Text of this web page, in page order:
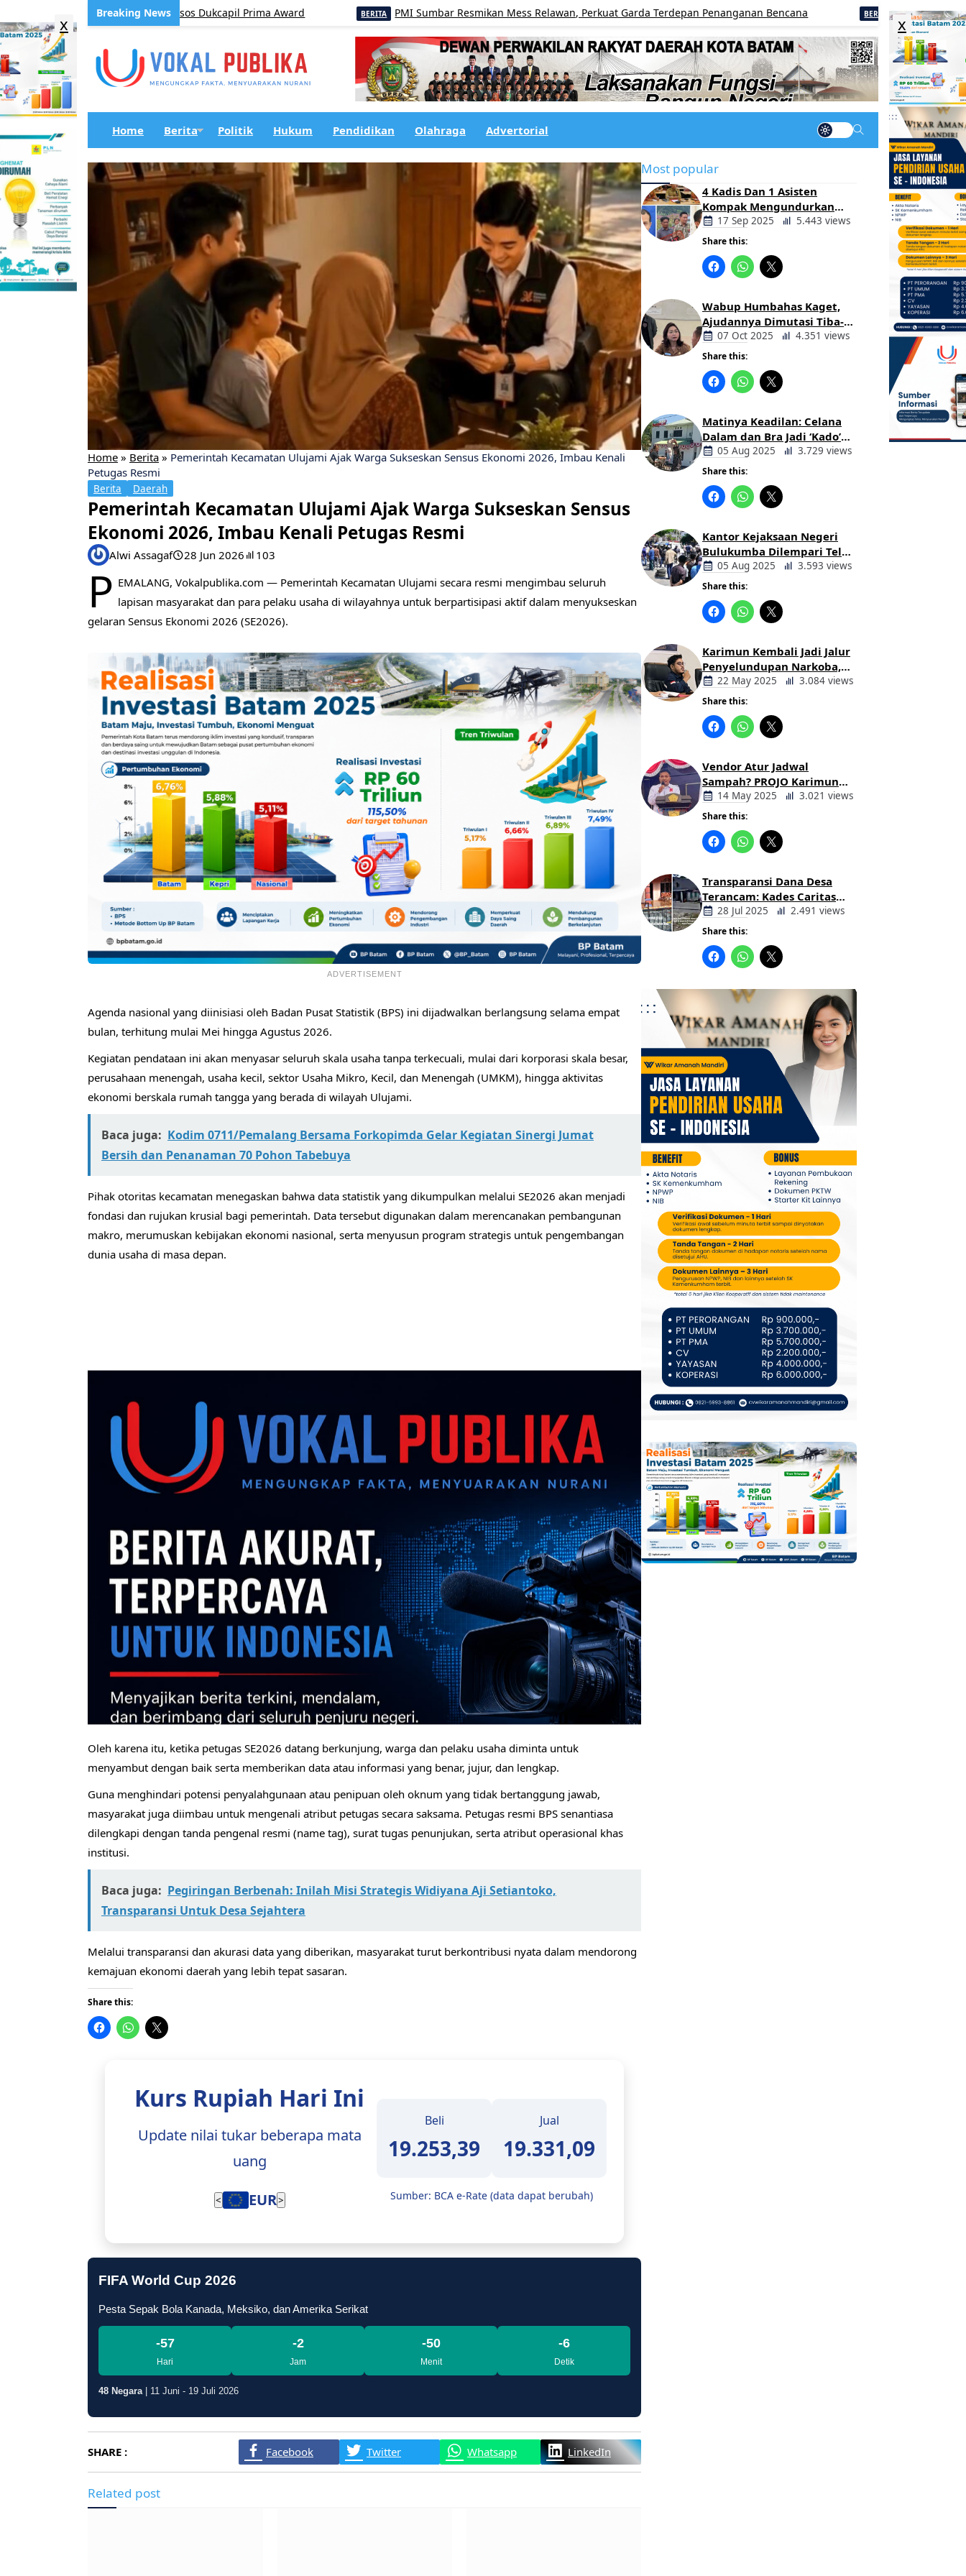
Nasional Perlinsos Dukcapil Prima Award PMI Sumbar Resmikan Mess Relawan, Perkuat Garda Terdepan Penanganan Bencana Tanamkan Budaya
Home Berita Politik Hukum Pendidikan Olahraga Advertorial
Home » Berita » ​Pemerintah Kecamatan Ulujami Ajak Warga Sukseskan Sensus Ekonomi 2026, Imbau Kenali
Petugas Resmi
Berita Daerah
​Pemerintah Kecamatan Ulujami Ajak Warga Sukseskan Sensus
Ekonomi 2026, Imbau Kenali Petugas Resmi
Alwi Assagaf 28 Jun 2026 103
P EMALANG, Vokalpublika.com — Pemerintah Kecamatan Ulujami secara resmi mengimbau seluruh
lapisan masyarakat dan para pelaku usaha di wilayahnya untuk berpartisipasi aktif dalam menyukseskan
gelaran Sensus Ekonomi 2026 (SE2026).
ADVERTISEMENT
Agenda nasional yang diinisiasi oleh Badan Pusat Statistik (BPS) ini dijadwalkan berlangsung selama empat
bulan, terhitung mulai Mei hingga Agustus 2026.
​Kegiatan pendataan ini akan menyasar seluruh skala usaha tanpa terkecuali, mulai dari korporasi skala besar,
perusahaan menengah, usaha kecil, sektor Usaha Mikro, Kecil, dan Menengah (UMKM), hingga aktivitas
ekonomi berskala rumah tangga yang berada di wilayah Ulujami.
Baca juga: Kodim 0711/Pemalang Bersama Forkopimda Gelar Kegiatan Sinergi Jumat
Bersih dan Penanaman 70 Pohon Tabebuya
​Pihak otoritas kecamatan menegaskan bahwa data statistik yang dikumpulkan melalui SE2026 akan menjadi
fondasi dan rujukan krusial bagi pemerintah. Data tersebut digunakan dalam merencanakan pembangunan
makro, merumuskan kebijakan ekonomi nasional, serta menyusun program strategis untuk pengembangan
dunia usaha di masa depan.
​Oleh karena itu, ketika petugas SE2026 datang berkunjung, warga dan pelaku usaha diminta untuk
menyambut dengan baik serta memberikan data atau informasi yang benar, jujur, dan lengkap.
​Guna menghindari potensi penyalahgunaan atau penipuan oleh oknum yang tidak bertanggung jawab,
masyarakat juga diimbau untuk mengenali atribut petugas secara saksama. Petugas resmi BPS senantiasa
dilengkapi dengan tanda pengenal resmi (name tag), surat tugas penunjukan, serta atribut operasional khas
institusi.
Baca juga: ​Pegiringan Berbenah: Inilah Misi Strategis Widiyana Aji Setiantoko,
Transparansi Untuk Desa Sejahtera
Melalui transparansi dan akurasi data yang diberikan, masyarakat turut berkontribusi nyata dalam mendorong
kemajuan ekonomi daerah yang lebih tepat sasaran.
Share this:
Kurs Rupiah Hari Ini
Update nilai tukar beberapa mata
uang
< EUR>
Beli
19.253,39
Jual
19.331,09
Sumber: BCA e-Rate (data dapat berubah)
FIFA World Cup 2026
Pesta Sepak Bola Kanada, Meksiko, dan Amerika Serikat
-57
Hari
-2
Jam
-50
Menit
-8
Detik
48 Negara| 11 Juni - 19 Juli 2026
SHARE : Facebook Twitter Whatsapp LinkedIn
Related post
Most popular
4 Kadis Dan 1 Asisten
Kompak Mengundurkan
Diri, Ada Apa Pemerintahan
Oloan
17 Sep 2025 5.443 views
Share this:
Wabup Humbahas Kaget,
Ajudannya Dimutasi Tiba-
tiba Tanpa Alasan Oleh
Bupati
07 Oct 2025 4.351 views
Share this:
Matinya Keadilan: Celana
Dalam dan Bra Jadi ‘Kado’
untuk Kajari Bulukumba
05 Aug 2025 3.729 views
Share this:
Kantor Kejaksaan Negeri
Bulukumba Dilempari Telur
dan Kotoran Sapi, Keluarga
Korban Lakalantas Tuntut
Keadilan
05 Aug 2025 3.593 views
Share this:
Karimun Kembali Jadi Jalur
Penyelundupan Narkoba,
Mahasiswa Desak Pemkab
dan Aparat Bertindak Tegas
22 May 2025 3.084 views
Share this:
Vendor Atur Jadwal
Sampah? PROJO Karimun
Kritik Usulan PT AGB
14 May 2025 3.021 views
Share this:
Transparansi Dana Desa
Terancam: Kades Caritas
Sogawunasi Diduga
Gelapkan Bantuan untuk
Warga
28 Jul 2025 2.491 views
Share this:
x
x